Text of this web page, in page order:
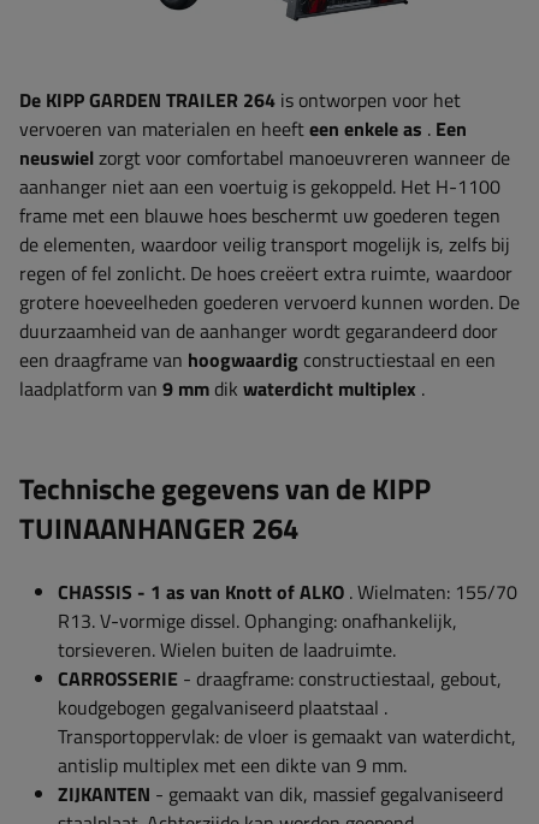
De KIPP GARDEN TRAILER 264 is ontworpen voor het
vervoeren van materialen en heefteen enkele as . Een
neuswielzorgt voor comfortabel manoeuvreren wanneer de
aanhanger niet aan een voertuig is gekoppeld. Het H-1100
frame met een blauwe hoes beschermt uw goederen tegen
de elementen, waardoor veilig transport mogelijk is, zelfs bij
regen of fel zonlicht. De hoes creëert extra ruimte, waardoor
grotere hoeveelheden goederen vervoerd kunnen worden. De
duurzaamheid van de aanhanger wordt gegarandeerd door
een draagframe van hoogwaardig constructiestaal en een
laadplatform van 9 mm dik waterdicht multiplex .
Technische gegevens van de KIPP
TUINAANHANGER 264
CHASSIS - 1 as van Knott of ALKO . Wielmaten: 155/70
R13. V-vormige dissel. Ophanging: onafhankelijk,
torsieveren. Wielen buiten de laadruimte.
CARROSSERIE - draagframe: constructiestaal, gebout,
koudgebogen gegalvaniseerd plaatstaal .
Transportoppervlak: de vloer is gemaakt van waterdicht,
antislip multiplex met een dikte van 9 mm.
ZIJKANTEN - gemaakt van dik, massief gegalvaniseerd